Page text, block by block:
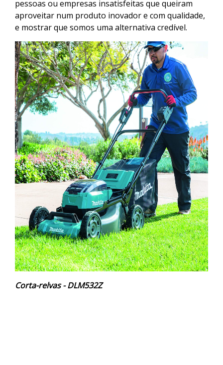
pessoas ou empresas insatisfeitas que queiram
aproveitar num produto inovador e com qualidade,
e mostrar que somos uma alternativa credível.
Corta-relvas - DLM532Z